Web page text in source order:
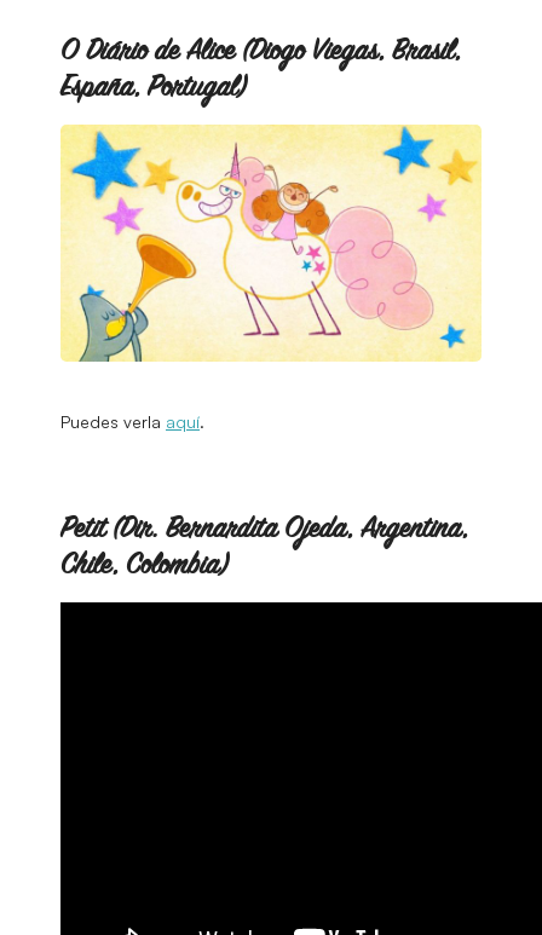
O Diário de Alice (Diogo Viegas, Brasil,
España, Portugal)
Puedes verla aquí.
Petit (Dir. Bernardita Ojeda, Argentina,
Chile, Colombia)